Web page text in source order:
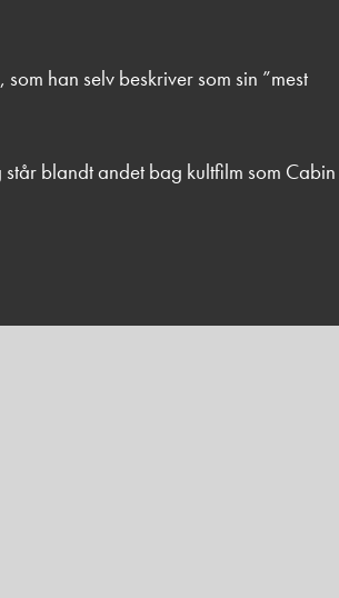
han selv beskriver som sin ”mest
blandt andet bag kultfilm som Cabin